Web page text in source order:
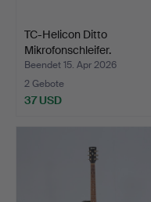
TC-Helicon Ditto
Mikrofonschleifer.
Beendet 15. Apr 2026
2 Gebote
37 USD